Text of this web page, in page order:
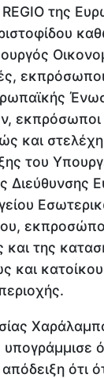
της
εκπρόσωποι
και στελέχη
του
Διεύθυνσης
και της
και
ότι